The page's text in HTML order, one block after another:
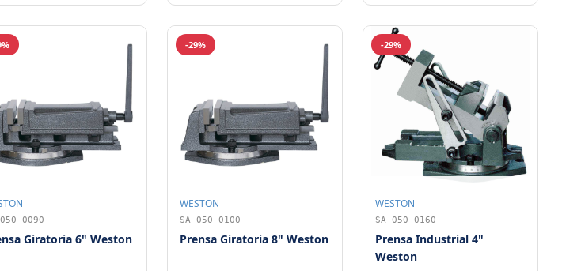
0090
Giratoria 6" Weston
-29%
WESTON
SA-050-0100
Prensa Giratoria 8" Weston
-29%
WESTON
SA-050-0160
Prensa Industrial 4"
Weston